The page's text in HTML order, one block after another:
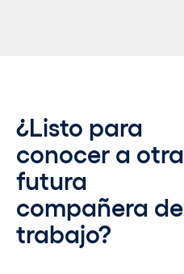
¿Listo para
conocer a otra
futura
compañera de
trabajo?